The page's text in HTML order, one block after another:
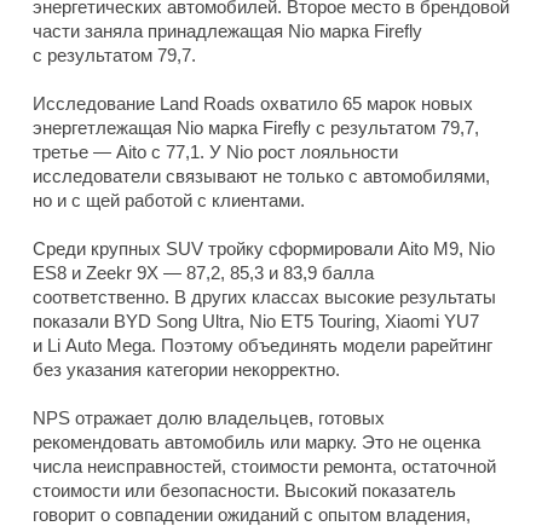
энергетических автомобилей. Второе место в брендовой
части заняла принадлежащая Nio марка Firefly
с результатом 79,7.
Исследование Land Roads охватило 65 марок новых
энергетлежащая Nio марка Firefly с результатом 79,7,
третье — Aito с 77,1. У Nio рост лояльности
исследователи связывают не только с автомобилями,
но и с щей работой с клиентами.
Среди крупных SUV тройку сформировали Aito M9, Nio
ES8 и Zeekr 9X — 87,2, 85,3 и 83,9 балла
соответственно. В других классах высокие результаты
показали BYD Song Ultra, Nio ET5 Touring, Xiaomi YU7
и Li Auto Mega. Поэтому объединять модели рарейтинг
без указания категории некорректно.
NPS отражает долю владельцев, готовых
рекомендовать автомобиль или марку. Это не оценка
числа неисправностей, стоимости ремонта, остаточной
стоимости или безопасности. Высокий показатель
говорит о совпадении ожиданий с опытом владения,